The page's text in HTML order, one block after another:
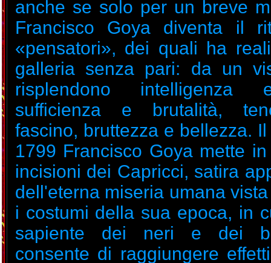
anche se solo per un breve
Francisco Goya diventa il
«pensatori», dei quali ha
galleria senza pari: da un
risplendono intelligenza
sufficienza e brutalità,
fascino, bruttezza e bellezza.
1799 Francisco Goya mette
incisioni dei Capricci, satira
dell'eterna miseria umana
i costumi della sua epoca, in
sapiente dei neri e dei
consente di raggiungere